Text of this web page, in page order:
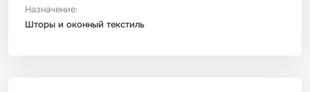
Назначение:
Шторы и оконный текстиль